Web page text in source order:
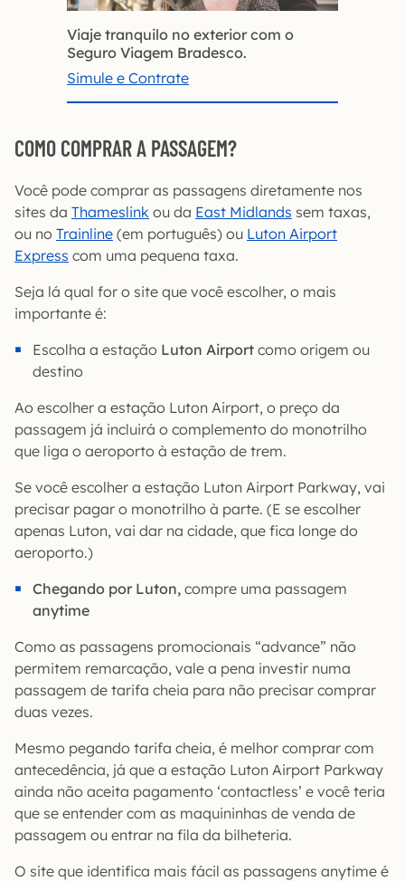
Viaje tranquilo no exterior com o
Seguro Viagem Bradesco.
Simule e Contrate
COMO COMPRAR A PASSAGEM?
Você pode comprar as passagens diretamente nos
sites da Thameslink ou da East Midlands sem taxas,
ou no Trainline (em português) ou Luton Airport
Express com uma pequena taxa.
Seja lá qual for o site que você escolher, o mais
importante é:
Escolha a estação Luton Airport como origem ou
destino
Ao escolher a estação Luton Airport, o preço da
passagem já incluirá o complemento do monotrilho
que liga o aeroporto à estação de trem.
Se você escolher a estação Luton Airport Parkway, vai
precisar pagar o monotrilho à parte. (E se escolher
apenas Luton, vai dar na cidade, que fica longe do
aeroporto.)
Chegando por Luton, compre uma passagem
anytime
Como as passagens promocionais “advance” não
permitem remarcação, vale a pena investir numa
passagem de tarifa cheia para não precisar comprar
duas vezes.
Mesmo pegando tarifa cheia, é melhor comprar com
antecedência, já que a estação Luton Airport Parkway
ainda não aceita pagamento ‘contactless’ e você teria
que se entender com as maquininhas de venda de
passagem ou entrar na fila da bilheteria.
O site que identifica mais fácil as passagens anytime é